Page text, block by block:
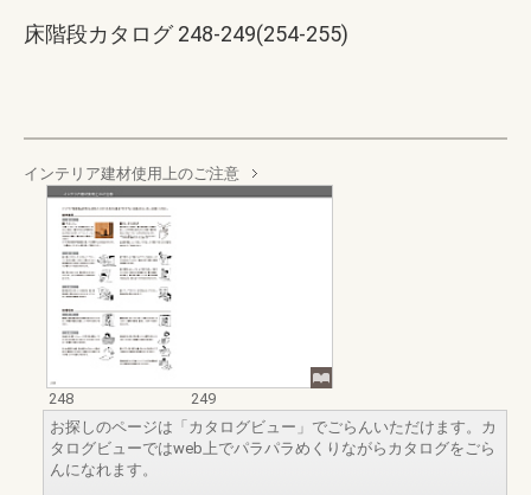
床階段カタログ 248-249(254-255)
インテリア建材使用上のご注意
248
249
お探しのページは「カタログビュー」でごらんいただけます。カ
タログビューではweb上でパラパラめくりながらカタログをごら
んになれます。